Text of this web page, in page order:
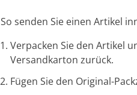
So senden Sie einen Artikel
Verpacken Sie den Artikel
Versandkarton zurück.
Fügen Sie den Original-